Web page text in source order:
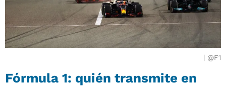
@F1
Fórmula 1: quién transmite en